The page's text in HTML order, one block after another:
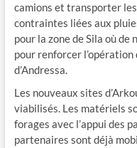
camions et transporter
contraintes liées aux
pour la zone de Sila où
pour renforcer
d’Andressa.
Les nouveaux sites
viabilisés. Les matériels
forages avec l’appui des
partenaires sont déjà